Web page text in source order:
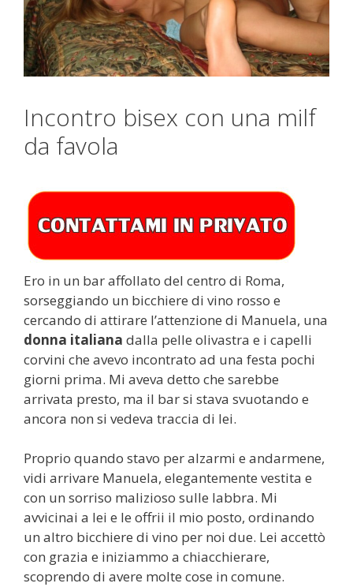
Incontro bisex con una milf
da favola
Ero in un bar affollato del centro di Roma,
sorseggiando un bicchiere di vino rosso e
cercando di attirare l’attenzione di Manuela, una
donna italiana dalla pelle olivastra e i capelli
corvini che avevo incontrato ad una festa pochi
giorni prima. Mi aveva detto che sarebbe
arrivata presto, ma il bar si stava svuotando e
ancora non si vedeva traccia di lei.
Proprio quando stavo per alzarmi e andarmene,
vidi arrivare Manuela, elegantemente vestita e
con un sorriso malizioso sulle labbra. Mi
avvicinai a lei e le offrii il mio posto, ordinando
un altro bicchiere di vino per noi due. Lei accettò
con grazia e iniziammo a chiacchierare,
scoprendo di avere molte cose in comune.